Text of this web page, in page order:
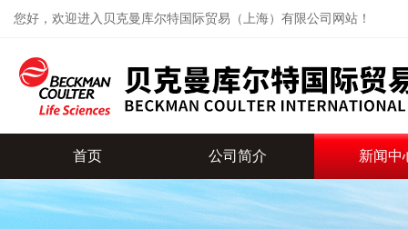
您好，欢迎进入贝克曼库尔特国际贸易（上海）有限公司网站！
首页 公司简介 新闻中